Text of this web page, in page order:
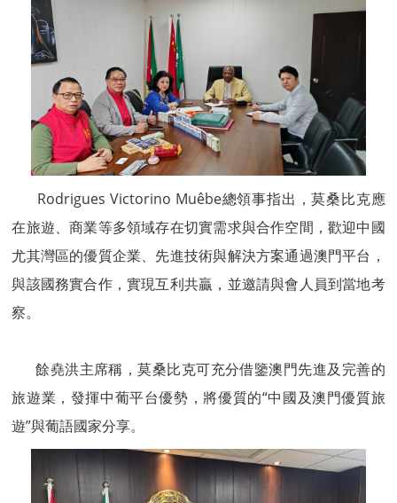
Rodrigues Victorino Muêbe總領事指出，莫桑比克應
在旅遊、商業等多領域存在切實需求與合作空間，歡迎中國
尤其灣區的優質企業、先進技術與解決方案通過澳門平台，
與該國務實合作，實現互利共贏，並邀請與會人員到當地考
察。
餘堯洪主席稱，莫桑比克可充分借鑒澳門先進及完善的
旅遊業，發揮中葡平台優勢，將優質的“中國及澳門優質旅
遊”與葡語國家分享。